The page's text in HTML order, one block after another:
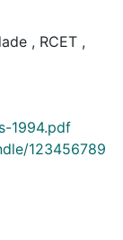
, RCET ,
1994.pdf
123456789